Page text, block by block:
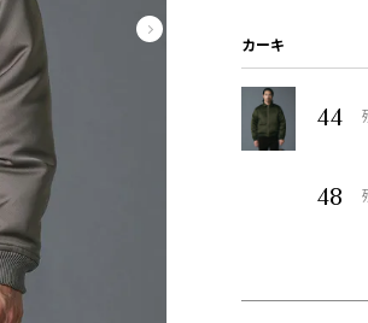
カーキ
44
48